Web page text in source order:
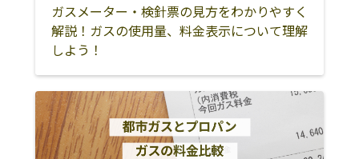
ガスメーター・検針票の見方をわかりやすく
解説！ガスの使用量、料金表示について理解
しよう！